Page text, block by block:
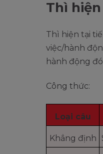
Thì
Thì hiện tại
việc/hành
hành động
Công thức:
Loại câu
Khẳng định